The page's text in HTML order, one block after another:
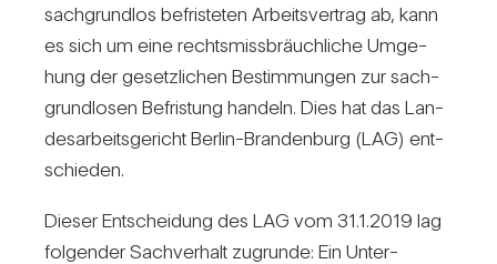
sach­grundlos befris­teten Arbeits­ver­trag ab, kann
es sich um eine rechts­miss­bräuch­liche Umge­
hung der gesetz­li­chen Bestim­mungen zur sach­
grund­losen Befris­tung han­deln. Dies hat das Lan­
des­ar­beits­ge­richt Berlin-Bran­den­burg (LAG) ent­
schieden.
Dieser Ent­schei­dung des LAG vom 31.1.2019 lag
fol­gender Sach­ver­halt zugrunde: Ein Unter­